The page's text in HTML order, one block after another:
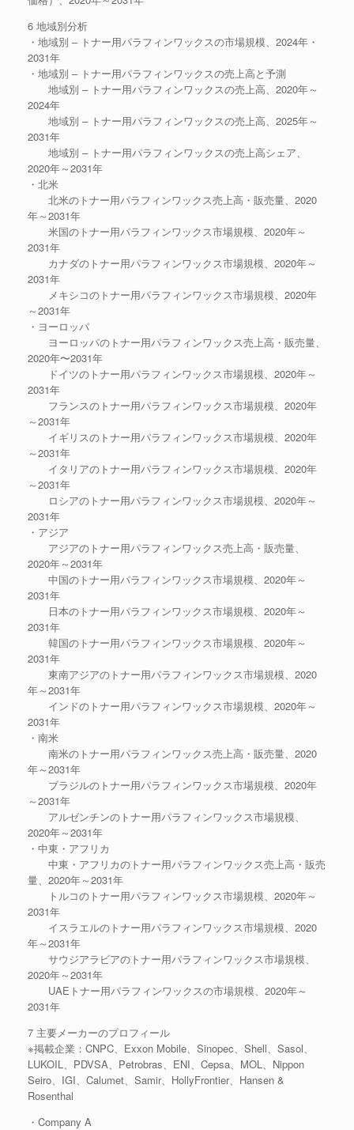
6 地域別分析
・地域別 – トナー用パラフィンワックスの市場規模、2024年・
2031年
・地域別 – トナー用パラフィンワックスの売上高と予測
地域別 – トナー用パラフィンワックスの売上高、2020年～
2024年
地域別 – トナー用パラフィンワックスの売上高、2025年～
2031年
地域別 – トナー用パラフィンワックスの売上高シェア、
2020年～2031年
・北米
北米のトナー用パラフィンワックス売上高・販売量、2020
年～2031年
米国のトナー用パラフィンワックス市場規模、2020年～
2031年
カナダのトナー用パラフィンワックス市場規模、2020年～
2031年
メキシコのトナー用パラフィンワックス市場規模、2020年
～2031年
・ヨーロッパ
ヨーロッパのトナー用パラフィンワックス売上高・販売量、
2020年〜2031年
ドイツのトナー用パラフィンワックス市場規模、2020年～
2031年
フランスのトナー用パラフィンワックス市場規模、2020年
～2031年
イギリスのトナー用パラフィンワックス市場規模、2020年
～2031年
イタリアのトナー用パラフィンワックス市場規模、2020年
～2031年
ロシアのトナー用パラフィンワックス市場規模、2020年～
2031年
・アジア
アジアのトナー用パラフィンワックス売上高・販売量、
2020年～2031年
中国のトナー用パラフィンワックス市場規模、2020年～
2031年
日本のトナー用パラフィンワックス市場規模、2020年～
2031年
韓国のトナー用パラフィンワックス市場規模、2020年～
2031年
東南アジアのトナー用パラフィンワックス市場規模、2020
年～2031年
インドのトナー用パラフィンワックス市場規模、2020年～
2031年
・南米
南米のトナー用パラフィンワックス売上高・販売量、2020
年～2031年
ブラジルのトナー用パラフィンワックス市場規模、2020年
～2031年
アルゼンチンのトナー用パラフィンワックス市場規模、
2020年～2031年
・中東・アフリカ
中東・アフリカのトナー用パラフィンワックス売上高・販売
量、2020年～2031年
トルコのトナー用パラフィンワックス市場規模、2020年～
2031年
イスラエルのトナー用パラフィンワックス市場規模、2020
年～2031年
サウジアラビアのトナー用パラフィンワックス市場規模、
2020年～2031年
UAEトナー用パラフィンワックスの市場規模、2020年～
2031年
7 主要メーカーのプロフィール
※掲載企業：CNPC、Exxon Mobile、Sinopec、Shell、Sasol、
LUKOIL、PDVSA、Petrobras、ENI、Cepsa、MOL、Nippon
Seiro、IGI、Calumet、Samir、HollyFrontier、Hansen &
Rosenthal
・Company A